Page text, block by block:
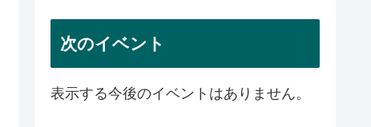
次のイベント
表示する今後のイベントはありません。